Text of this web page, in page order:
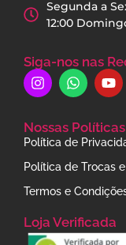
Segunda a
12:00
Siga-nos nas
Nossas Políticas
Política de
Política de Trocas
Termos e
Loja Verificada